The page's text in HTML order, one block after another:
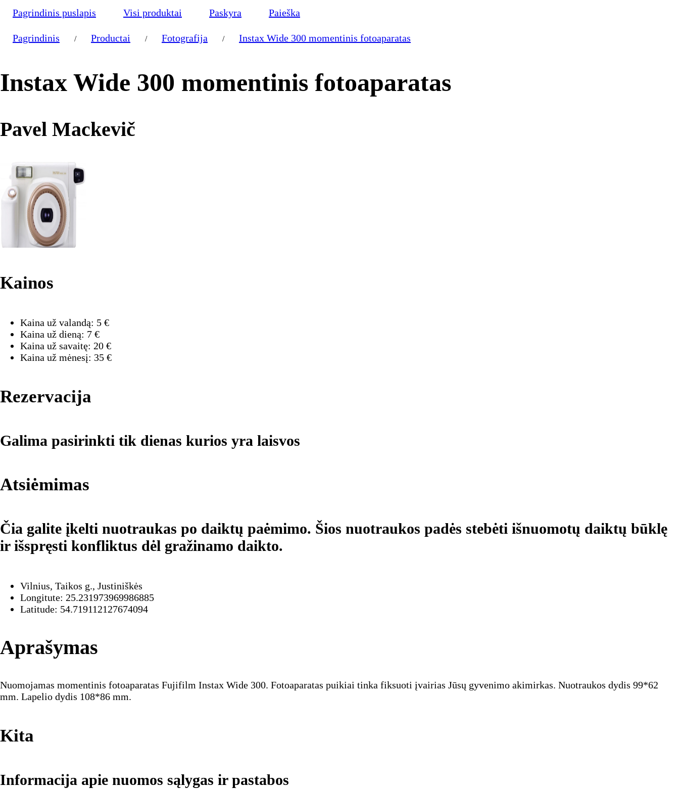
Pagrindinis puslapis Visi produktai Paskyra Paieška
Pagrindinis / Productai / Fotografija / Instax Wide 300 momentinis fotoaparatas
Instax Wide 300 momentinis fotoaparatas
Pavel Mackevič
Kainos
Kaina už valandą: 5 €
Kaina už dieną: 7 €
Kaina už savaitę: 20 €
Kaina už mėnesį: 35 €
Rezervacija
Galima pasirinkti tik dienas kurios yra laisvos
Atsiėmimas
Čia galite įkelti nuotraukas po daiktų paėmimo. Šios nuotraukos padės stebėti išnuomotų daiktų būklę
ir išspręsti konfliktus dėl gražinamo daikto.
Vilnius, Taikos g., Justiniškės
Longitute: 25.231973969986885
Latitude: 54.719112127674094
Aprašymas
Nuomojamas momentinis fotoaparatas Fujifilm Instax Wide 300. Fotoaparatas puikiai tinka fiksuoti įvairias Jūsų gyvenimo akimirkas. Nuotraukos dydis 99*62
mm. Lapelio dydis 108*86 mm.
Kita
Informacija apie nuomos sąlygas ir pastabos